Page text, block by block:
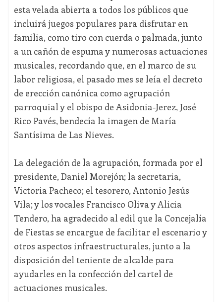
esta velada abierta a todos los públicos que
incluirá juegos populares para disfrutar en
familia, como tiro con cuerda o palmada, junto
a un cañón de espuma y numerosas actuaciones
musicales, recordando que, en el marco de su
labor religiosa, el pasado mes se leía el decreto
de erección canónica como agrupación
parroquial y el obispo de Asidonia-Jerez, José
Rico Pavés, bendecía la imagen de María
Santísima de Las Nieves.
La delegación de la agrupación, formada por el
presidente, Daniel Morejón; la secretaria,
Victoria Pacheco; el tesorero, Antonio Jesús
Vila; y los vocales Francisco Oliva y Alicia
Tendero, ha agradecido al edil que la Concejalía
de Fiestas se encargue de facilitar el escenario y
otros aspectos infraestructurales, junto a la
disposición del teniente de alcalde para
ayudarles en la confección del cartel de
actuaciones musicales.